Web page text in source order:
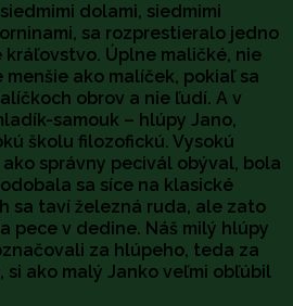
dolami, siedmimi
sa rozprestieralo jedno
kráľovstvo. Úplne maličké, nie
ako malíček, pokiaľ sa
obrov a nie ľudí. A v
samouk – hlúpy Jano,
školu filozofickú. Vysokú
správny pecivál obýval, bola
sa síce na klasické
sa taví železná ruda, ale zato
pece v dedine. Náš milý hlúpy
za hlúpeho, teda za
si ako malý Janko veľmi obľúbil